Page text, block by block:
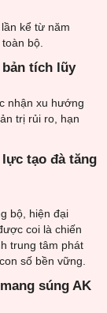
kể từ năm
bộ.
tích lũy
nhận xu hướng
trị rủi ro, hạn
tạo đà tăng
bộ, hiện đại
coi là chiến
trung tâm phát
số bền vững.
súng AK